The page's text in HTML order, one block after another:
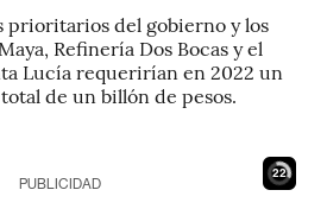
prioritarios del gobierno y los
Refinería Dos Bocas y el
Lucía requerirían en 2022 un
de un billón de pesos.
21
PUBLICIDAD